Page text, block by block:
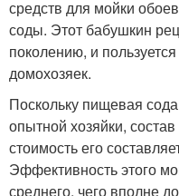
средств для мойки
соды. Этот бабушкин
поколению, и
домохозяек.
Поскольку пищевая
опытной хозяйки,
стоимость его
Эффективность этого
среднего, чего вполне